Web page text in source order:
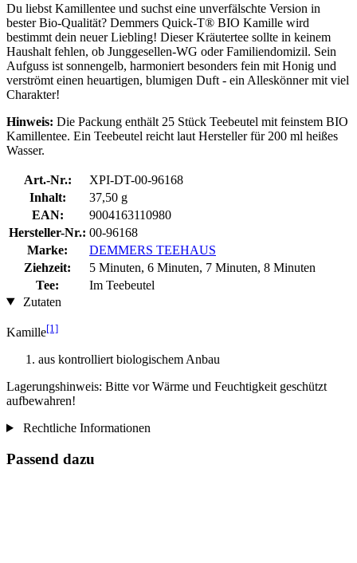
Du liebst Kamillentee und suchst eine unverfälschte Version in
bester Bio-Qualität? Demmers Quick-T® BIO Kamille wird
bestimmt dein neuer Liebling! Dieser Kräutertee sollte in keinem
Haushalt fehlen, ob Junggesellen-WG oder Familiendomizil. Sein
Aufguss ist sonnengelb, harmoniert besonders fein mit Honig und
verströmt einen heuartigen, blumigen Duft - ein Alleskönner mit viel
Charakter!
Hinweis: Die Packung enthält 25 Stück Teebeutel mit feinstem BIO
Kamillentee. Ein Teebeutel reicht laut Hersteller für 200 ml heißes
Wasser.
Art.-Nr.:
XPI-DT-00-96168
Inhalt:
37,50 g
EAN:
9004163110980
Hersteller-Nr.: 00-96168
Marke:
DEMMERS TEEHAUS
Ziehzeit:
5 Minuten, 6 Minuten, 7 Minuten, 8 Minuten
Tee:
Im Teebeutel
Zutaten
Kamille[1]
aus kontrolliert biologischem Anbau
Lagerungshinweis: Bitte vor Wärme und Feuchtigkeit geschützt
aufbewahren!
Rechtliche Informationen
Passend dazu